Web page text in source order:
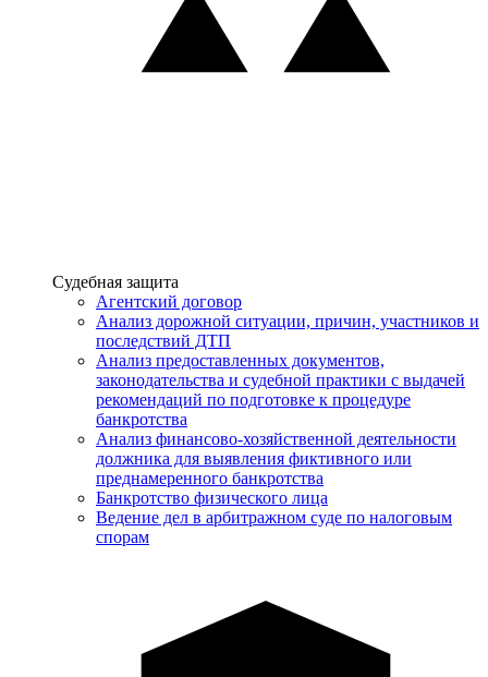
Услуги
Судебная защита
Агентский договор
Анализ дорожной ситуации, причин, участников и
последствий ДТП
Анализ предоставленных документов,
законодательства и судебной практики с выдачей
рекомендаций по подготовке к процедуре
банкротства
Анализ финансово-хозяйственной деятельности
должника для выявления фиктивного или
преднамеренного банкротства
Банкротство физического лица
Ведение дел в арбитражном суде по налоговым
спорам